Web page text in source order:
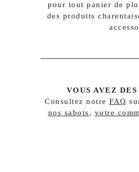
pour tout panier de
des produits
VOUS AVEZ
Consultez notreFAQ
nos sabots, votre